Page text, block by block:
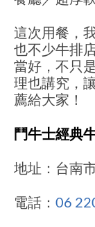
這次用餐，
也不少牛排
當好，不只
理也講究，
薦給大家！
鬥牛士經典
地址：台南
電話： 06